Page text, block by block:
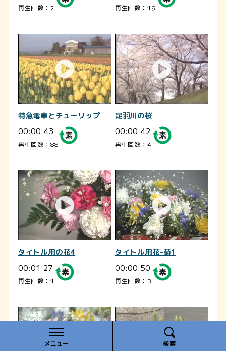
メニュー 検索
再生回数：2 再生回数：19
特急電車とチューリップ
00:00:43
再生回数：88
足羽川の桜
00:00:42
再生回数：4
タイトル用の花4
00:01:27
再生回数：1
タイトル用花-菊1
00:00:50
再生回数：3